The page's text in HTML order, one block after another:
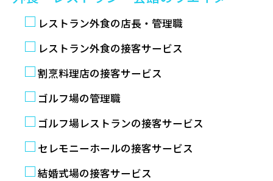
レストラン外食の店長・管理職
レストラン外食の接客サービス
割烹料理店の接客サービス
ゴルフ場の管理職
ゴルフ場レストランの接客サービス
セレモニーホールの接客サービス
結婚式場の接客サービス